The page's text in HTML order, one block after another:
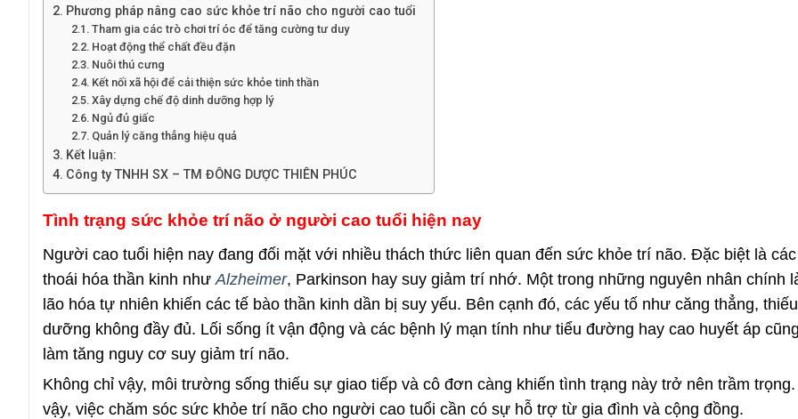
Phương pháp nâng cao sức khỏe trí não cho người cao tuổi
Tham gia các trò chơi trí óc để tăng cường tư duy
Hoạt động thể chất đều đặn
Nuôi thú cưng
Kết nối xã hội để cải thiện sức khỏe tinh thần
Xây dựng chế độ dinh dưỡng hợp lý
Ngủ đủ giấc
Quản lý căng thẳng hiệu quả
Kết luận:
Công ty TNHH SX – TM ĐÔNG DƯỢC THIÊN PHÚC
Tình trạng sức khỏe trí não ở người cao tuổi hiện nay
Người cao tuổi hiện nay đang đối mặt với nhiều thách thức liên quan đến sức khỏe trí não. Đặc biệt là
thoái hóa thần kinh như Alzheimer, Parkinson hay suy giảm trí nhớ. Một trong những nguyên nhân chính
lão hóa tự nhiên khiến các tế bào thần kinh dần bị suy yếu. Bên cạnh đó, các yếu tố như căng thẳng,
dưỡng không đầy đủ. Lối sống ít vận động và các bệnh lý mạn tính như tiểu đường hay cao huyết áp
làm tăng nguy cơ suy giảm trí não.
Không chỉ vậy, môi trường sống thiếu sự giao tiếp và cô đơn càng khiến tình trạng này trở nên trầm
vậy, việc chăm sóc sức khỏe trí não cho người cao tuổi cần có sự hỗ trợ từ gia đình và cộng đồng.